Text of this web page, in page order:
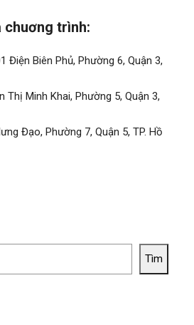
chuơng trình:
Điện Biên Phủ, Phường 6, Quận 3,
Thị Minh Khai, Phường 5, Quận 3,
Đạo, Phường 7, Quận 5, TP. Hồ
Tìm